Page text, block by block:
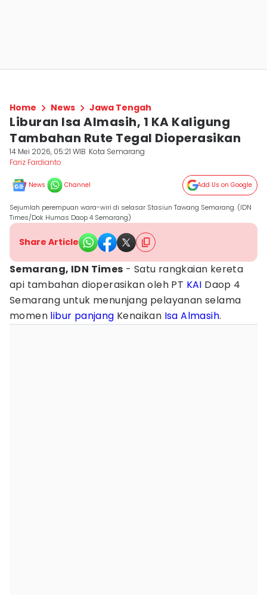
Home News Jawa Tengah
Liburan Isa Almasih, 1 KA Kaligung
Tambahan Rute Tegal Dioperasikan
14 Mei 2026, 05:21 WIB Kota Semarang
Fariz Fardianto
News Channel Add Us on Google
Sejumlah perempuan wara-wiri di selasar Stasiun Tawang Semarang. (IDN
Times/Dok Humas Daop 4 Semarang)
Share Article
Semarang, IDN Times - Satu rangkaian kereta
api tambahan dioperasikan oleh PT KAI Daop 4
Semarang untuk menunjang pelayanan selama
momen libur panjang Kenaikan Isa Almasih.